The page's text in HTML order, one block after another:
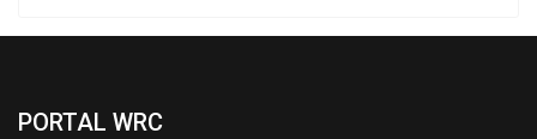
PORTAL WRC